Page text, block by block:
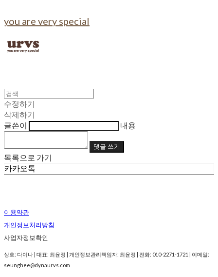
you are very special
수정하기
삭제하기
글쓴이
내용
댓글 쓰기
목록으로 가기
카카오톡
이용약관
개인정보처리방침
사업자정보확인
상호: 다이나 | 대표: 최윤정 | 개인정보관리책임자: 최윤정 | 전화: 010-2271-1721 | 이메일:
seunghee@dynaurvs.com